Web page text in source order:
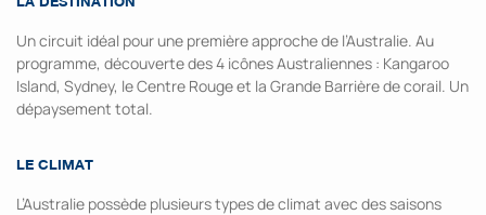
Un circuit idéal pour une première approche de l’Australie. Au
programme, découverte des 4 icônes Australiennes : Kangaroo
Island, Sydney, le Centre Rouge et la Grande Barrière de corail. Un
dépaysement total.
LE CLIMAT
L’Australie possède plusieurs types de climat avec des saisons